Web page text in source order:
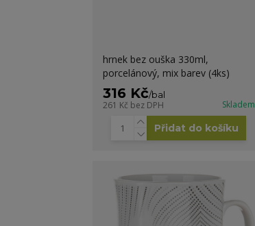
hrnek bez ouška 330ml,
porcelánový, mix barev (4ks)
316 Kč/bal
261 Kč bez DPH Skladem
Přidat do košíku